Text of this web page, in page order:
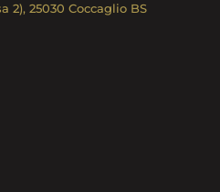
2), 25030 Coccaglio BS